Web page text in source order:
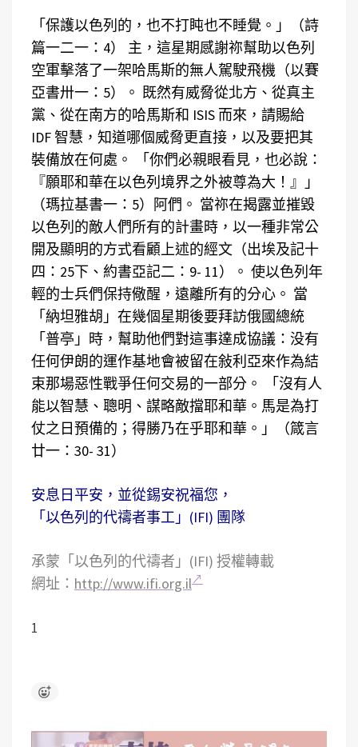
「保護以色列的，也不打盹也不睡覺。」（詩
篇一二一：4）
主，這星期感謝祢幫助以色列
空軍擊落了一架哈馬斯的無人駕駛飛機（以賽
亞書卅一：5）。 既然有威脅從北方、從真主
黨、從在南方的哈馬斯和 ISIS 而來，請賜給
IDF 智慧，知道哪個威脅更直接，以及要把其
裝備放在何處。
「你們必親眼看見，也必說：
『願耶和華在以色列境界之外被尊為大！』」
（瑪拉基書一：5）阿們。 當祢在揭露並摧毀
以色列的敵人們所有的計畫時，以一種非常公
開及顯明的方式看顧上述的經文（出埃及記十
四：25下、約書亞記二：9- 11）。 使以色列年
輕的士兵們保持儆醒，遠離所有的分心。 當
「納坦雅胡」在幾個星期後要拜訪俄國總統
「普亭」時，幫助他們對這事達成協議：没有
任何伊朗的運作基地會被留在敍利亞來作為結
束那場惡性戰爭任何交易的一部分。
「沒有人
能以智慧、聰明、謀略敵擋耶和華。馬是為打
仗之日預備的；得勝乃在乎耶和華。」（箴言
廿一：30- 31）
安息日平安，並從錫安祝福您，
「以色列的代禱者事工」(IFI) 團隊
承蒙「以色列的代禱者」(IFI) 授權轉載
網址： http://www.ifi.org.il
1